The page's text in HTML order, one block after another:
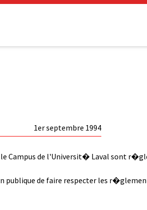
1er septembre 1994
Campus de l'Universit� Laval sont
publique de faire respecter les